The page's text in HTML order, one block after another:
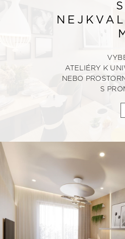
ATELIÉRY K
NEBO
S